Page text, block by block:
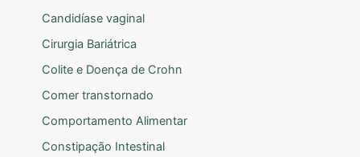
Candidíase vaginal
Cirurgia Bariátrica
Colite e Doença de Crohn
Comer transtornado
Comportamento Alimentar
Constipação Intestinal